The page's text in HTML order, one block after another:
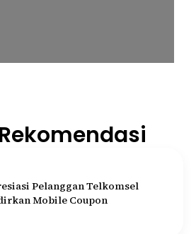
Pelanggan Telkomsel
Mobile Coupon